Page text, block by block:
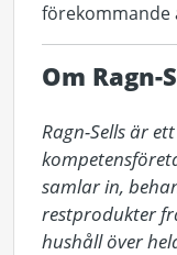
förekommande
Om Ragn-
Ragn-Sells är
samlar in,
restprodukter
hushåll över